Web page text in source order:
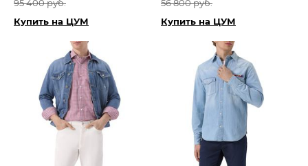
95 400 руб.
Купить на ЦУМ
56 800 руб.
Купить на ЦУМ